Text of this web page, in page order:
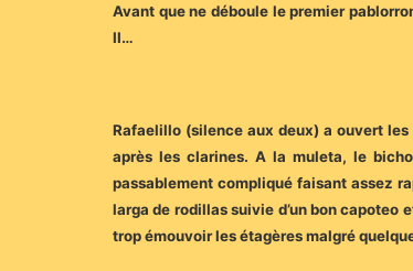
Avant que ne déboule le premier
II…
Rafaelillo (silence aux deux) a ouvert
après les clarines. A la muleta, le
passablement compliqué faisant assez
larga de rodillas suivie d’un bon capoteo
trop émouvoir les étagères malgré